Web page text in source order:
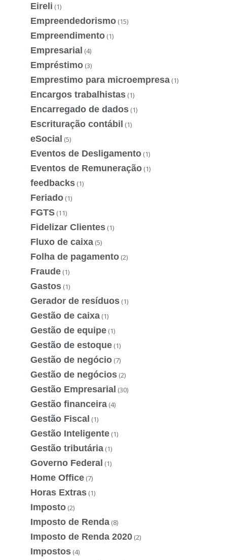
Eireli (1)
Empreendedorismo (15)
Empreendimento (1)
Empresarial (4)
Empréstimo (3)
Emprestimo para microempresa (1)
Encargos trabalhistas (1)
Encarregado de dados (1)
Escrituração contábil (1)
eSocial (5)
Eventos de Desligamento (1)
Eventos de Remuneração (1)
feedbacks (1)
Feriado (1)
FGTS (11)
Fidelizar Clientes (1)
Fluxo de caixa (5)
Folha de pagamento (2)
Fraude (1)
Gastos (1)
Gerador de resíduos (1)
Gestão de caixa (1)
Gestão de equipe (1)
Gestão de estoque (1)
Gestão de negócio (7)
Gestão de negócios (2)
Gestão Empresarial (30)
Gestão financeira (4)
Gestão Fiscal (1)
Gestão Inteligente (1)
Gestão tributária (1)
Governo Federal (1)
Home Office (7)
Horas Extras (1)
Imposto (2)
Imposto de Renda (8)
Imposto de Renda 2020 (2)
Impostos (4)